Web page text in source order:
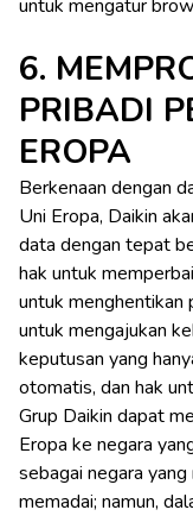
untuk mengatur
6.
PRIBADI
EROPA
Berkenaan dengan
Uni Eropa, Daikin
data dengan tepat
hak untuk
untuk menghentikan
untuk mengajukan
keputusan yang
otomatis, dan hak
Grup Daikin dapat
Eropa ke negara
sebagai negara
memadai; namun,